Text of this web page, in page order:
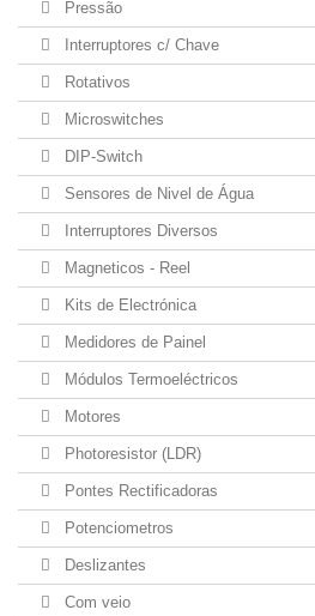
Pressão
Interruptores c/ Chave
Rotativos
Microswitches
DIP-Switch
Sensores de Nivel de Água
Interruptores Diversos
Magneticos - Reel
Kits de Electrónica
Medidores de Painel
Módulos Termoeléctricos
Motores
Photoresistor (LDR)
Pontes Rectificadoras
Potenciometros
Deslizantes
Com veio